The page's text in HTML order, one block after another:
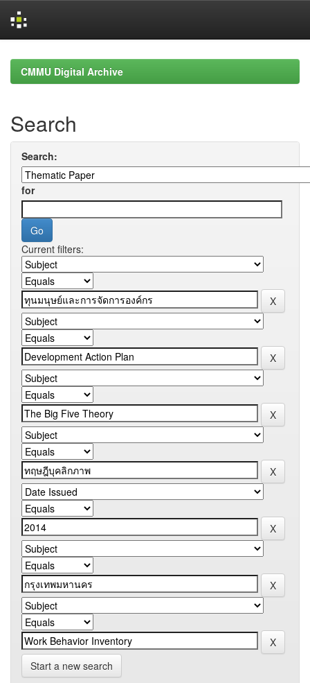
navigationCMMU Digital Archive
Search
Search:
for
Current filters:
Start a new search